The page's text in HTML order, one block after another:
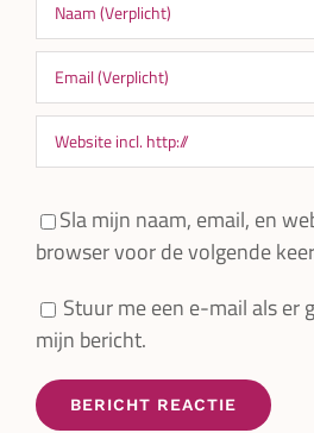
Sla mijn naam, email, en
browser voor de volgende
Stuur me een e-mail als er
mijn bericht.